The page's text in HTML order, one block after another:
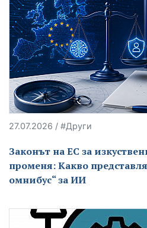
27.07.2026 / #Други
Законът на ЕС за
променя: Какво
омнибус“ за ИИ